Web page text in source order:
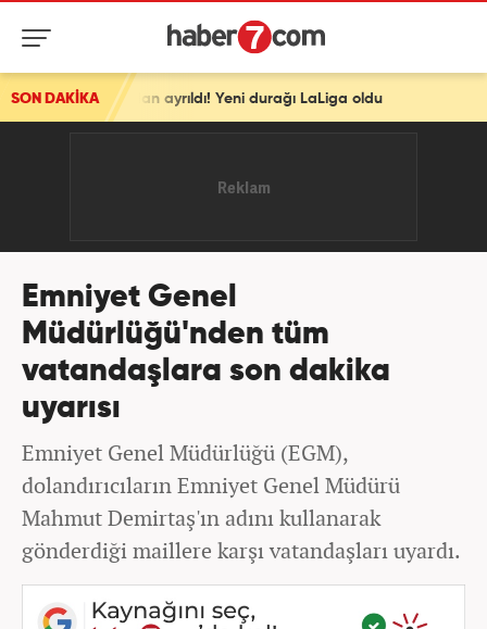
SON DAKİKA
ayrıldı! Yeni durağı LaLiga oldu
Emniyet Genel
Müdürlüğü'nden tüm
vatandaşlara son dakika
uyarısı
Emniyet Genel Müdürlüğü (EGM),
dolandırıcıların Emniyet Genel Müdürü
Mahmut Demirtaş'ın adını kullanarak
gönderdiği maillere karşı vatandaşları uyardı.